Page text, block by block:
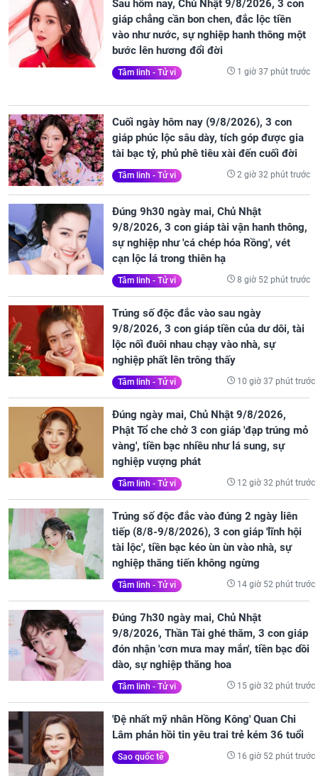
Sau hôm nay, Chủ Nhật 9/8/2026, 3 con
giáp chẳng cần bon chen, đắc lộc tiền
vào như nước, sự nghiệp hanh thông một
bước lên hương đổi đời
Tâm linh - Tử vi 1 giờ 37 phút trước
Cuối ngày hôm nay (9/8/2026), 3 con
giáp phúc lộc sâu dày, tích góp được gia
tài bạc tỷ, phủ phê tiêu xài đến cuối đời
Tâm linh - Tử vi 2 giờ 32 phút trước
Đúng 9h30 ngày mai, Chủ Nhật
9/8/2026, 3 con giáp tài vận hanh thông,
sự nghiệp như 'cá chép hóa Rồng', vét
cạn lộc lá trong thiên hạ
Tâm linh - Tử vi 8 giờ 52 phút trước
Trúng số độc đắc vào sau ngày
9/8/2026, 3 con giáp tiền của dư dôi, tài
lộc nối đuôi nhau chạy vào nhà, sự
nghiệp phất lên trông thấy
Tâm linh - Tử vi 10 giờ 37 phút trước
Đúng ngày mai, Chủ Nhật 9/8/2026,
Phật Tổ che chở 3 con giáp 'đạp trúng mỏ
vàng', tiền bạc nhiều như lá sung, sự
nghiệp vượng phát
Tâm linh - Tử vi 12 giờ 32 phút trước
Trúng số độc đắc vào đúng 2 ngày liên
tiếp (8/8-9/8/2026), 3 con giáp 'lĩnh hội
tài lộc', tiền bạc kéo ùn ùn vào nhà, sự
nghiệp thăng tiến không ngừng
Tâm linh - Tử vi 14 giờ 52 phút trước
Đúng 7h30 ngày mai, Chủ Nhật
9/8/2026, Thần Tài ghé thăm, 3 con giáp
đón nhận 'cơn mưa may mắn', tiền bạc dồi
dào, sự nghiệp thăng hoa
Tâm linh - Tử vi 15 giờ 32 phút trước
'Đệ nhất mỹ nhân Hồng Kông' Quan Chi
Lâm phản hồi tin yêu trai trẻ kém 36 tuổi
Sao quốc tế 16 giờ 52 phút trước